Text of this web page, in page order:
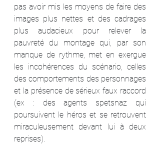
pas avoir mis les moyens de faire des
images plus nettes et des cadrages
plus audacieux pour relever la
pauvreté du montage qui, par son
manque de rythme, met en exergue
les incohérences du scénario, celles
des comportements des personnages
et la présence de sérieux faux raccord
(ex : des agents spetsnaz qui
poursuivent le héros et se retrouvent
miraculeusement devant lui à deux
reprises).